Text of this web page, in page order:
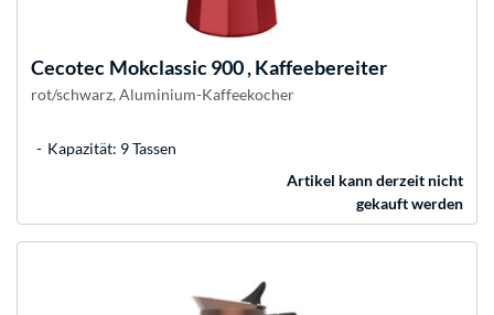
Cecotec Mokclassic 900 , Kaffeebereiter
rot/schwarz, Aluminium-Kaffeekocher
Kapazität: 9 Tassen
Artikel kann derzeit nicht
gekauft werden